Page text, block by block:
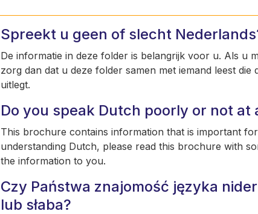
Spreekt u geen of slecht
De informatie in deze folder is belangrijk voor u. Als u
zorg dan dat u deze folder samen met iemand leest
uitlegt.
Do you speak Dutch poorly or not at
This brochure contains information that is important
understanding Dutch, please read this brochure with
the information to you.
Czy Państwa znajomość języka
lub słaba?